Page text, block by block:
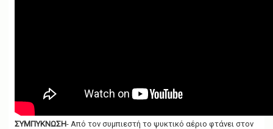
ΣΥΜΠΥΚΝΩΣΗ- Από τον συμπιεστή το ψυκτικό αέριο φτάνει στον